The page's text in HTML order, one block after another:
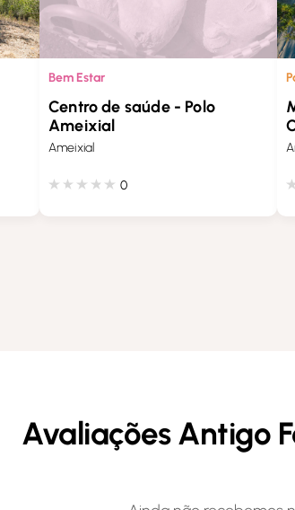
Bem Estar
Centro de saúde - Polo
Ameixial
Ameixial
0
Avaliações Antigo